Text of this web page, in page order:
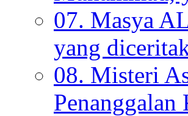
07. Masya
yang
08. Misteri